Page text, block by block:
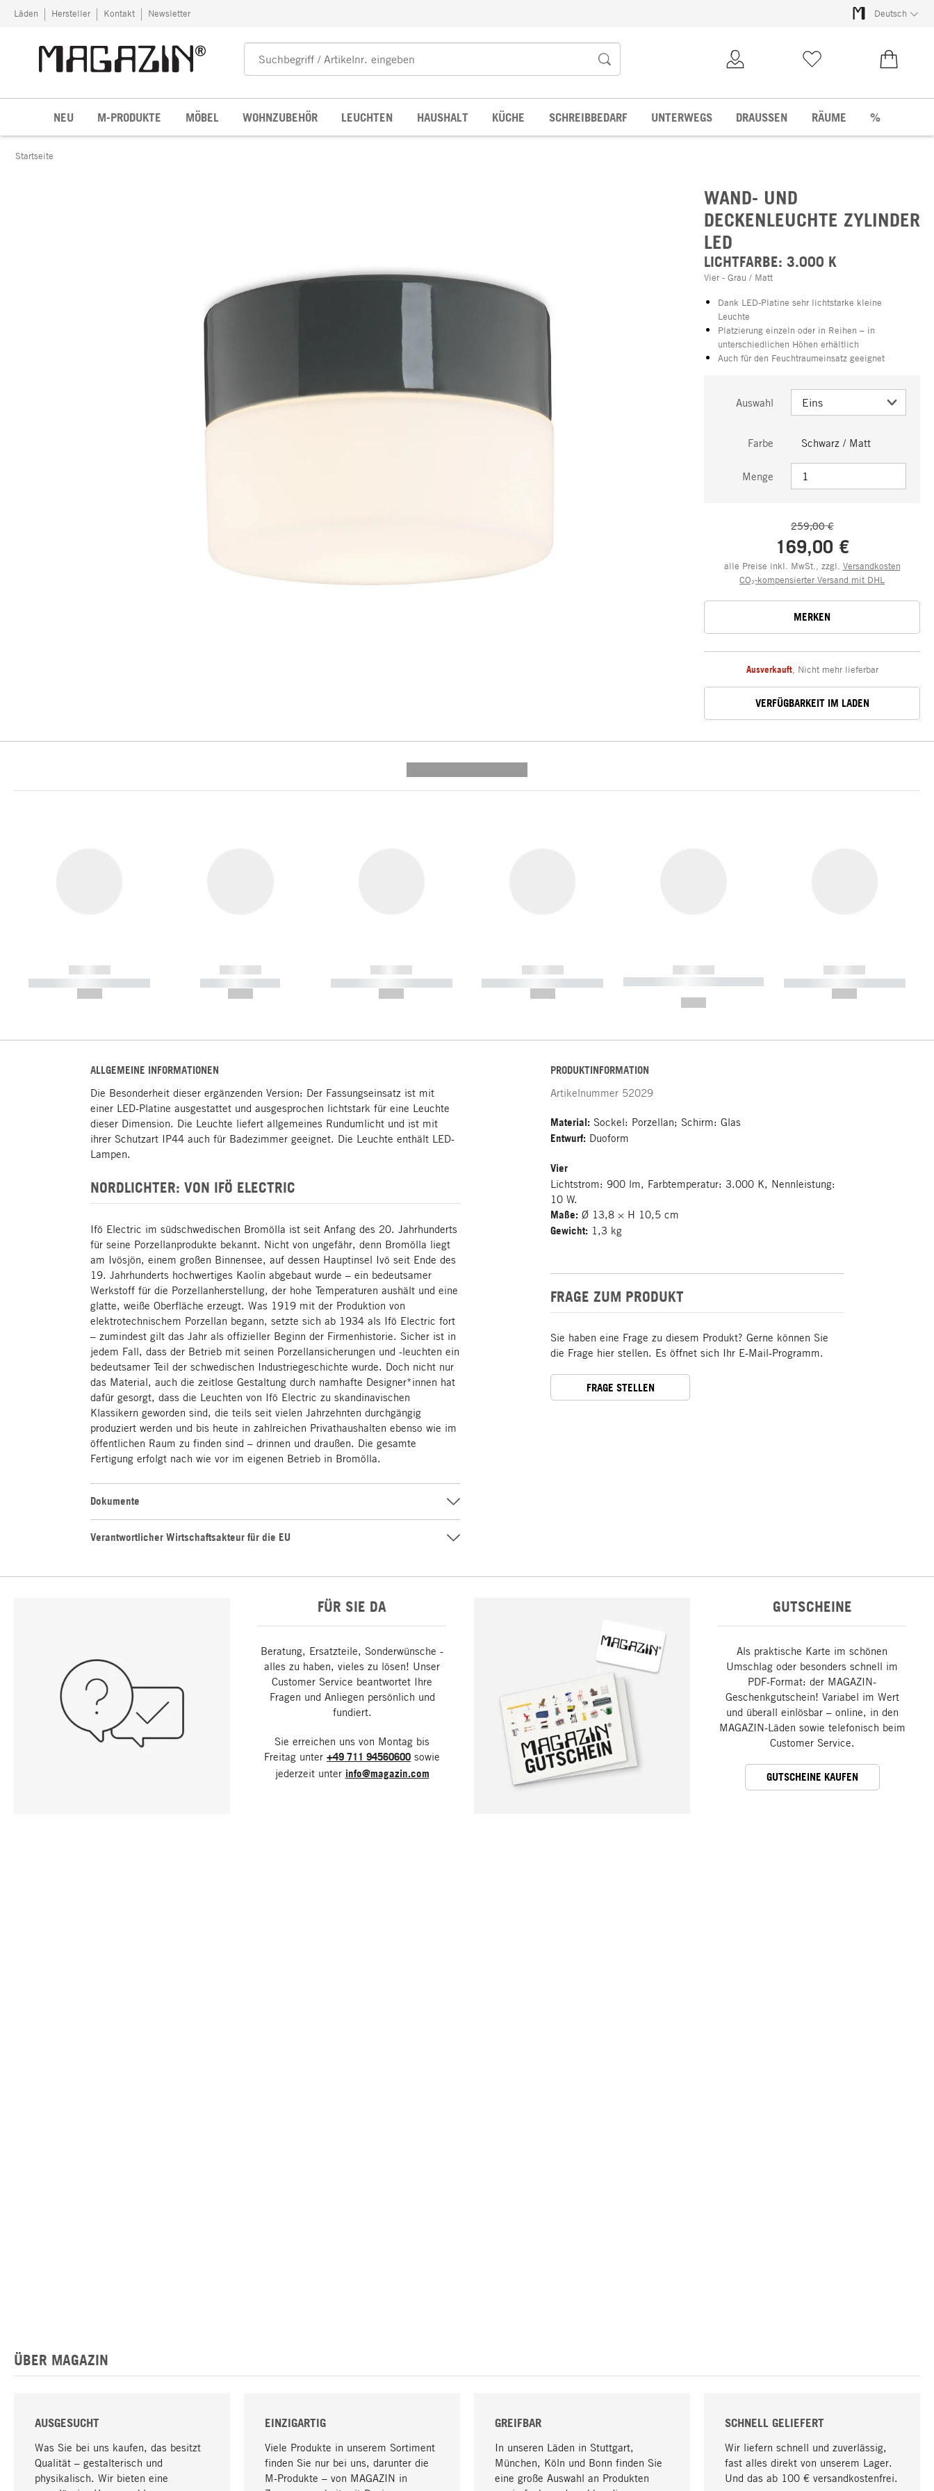
Zum Inhalt springen
Läden Hersteller Kontakt Newsletter Deutsch
NEU M-PRODUKTE MÖBEL WOHNZUBEHÖR LEUCHTEN HAUSHALT KÜCHE SCHREIBBEDARF UNTERWEGS DRAUSSEN RÄUME %
Startseite
WAND- UND
DECKENLEUCHTE ZYLINDER
LED
LICHTFARBE: 3.000 K
Vier - Grau / Matt
Dank LED-Platine sehr lichtstarke kleine
Leuchte
Platzierung einzeln oder in Reihen – in
unterschiedlichen Höhen erhältlich
Auch für den Feuchtraumeinsatz geeignet
Auswahl
Farbe Schwarz / Matt
Menge
259,00 €
169,00 €
alle Preise inkl. MwSt., zzgl. Versandkosten
CO₂-kompensierter Versand mit DHL
MERKEN
Ausverkauft, Nicht mehr lieferbar
VERFÜGBARKEIT IM LADEN
------------
----------- ----------- -----------
------------
----------- -----------
------------
----------- ----------- -----------
------------
----------- ----------- -----------
------------
----------- ----------- ----------- ----
------------
----------- ----------- -----------
ALLGEMEINE INFORMATIONEN
Die Besonderheit dieser ergänzenden Version: Der Fassungseinsatz ist mit
einer LED-Platine ausgestattet und ausgesprochen lichtstark für eine Leuchte
dieser Dimension. Die Leuchte liefert allgemeines Rundumlicht und ist mit
ihrer Schutzart IP44 auch für Badezimmer geeignet. Die Leuchte enthält LED-
Lampen.
NORDLICHTER: VON IFÖ ELECTRIC
Ifö Electric im südschwedischen Bromölla ist seit Anfang des 20. Jahrhunderts
für seine Porzellanprodukte bekannt. Nicht von ungefähr, denn Bromölla liegt
am Ivösjön, einem großen Binnensee, auf dessen Hauptinsel Ivö seit Ende des
19. Jahrhunderts hochwertiges Kaolin abgebaut wurde – ein bedeutsamer
Werkstoff für die Porzellanherstellung, der hohe Temperaturen aushält und eine
glatte, weiße Oberfläche erzeugt. Was 1919 mit der Produktion von
elektrotechnischem Porzellan begann, setzte sich ab 1934 als Ifö Electric fort
– zumindest gilt das Jahr als offizieller Beginn der Firmenhistorie. Sicher ist in
jedem Fall, dass der Betrieb mit seinen Porzellansicherungen und -leuchten ein
bedeutsamer Teil der schwedischen Industriegeschichte wurde. Doch nicht nur
das Material, auch die zeitlose Gestaltung durch namhafte Designer*innen hat
dafür gesorgt, dass die Leuchten von Ifö Electric zu skandinavischen
Klassikern geworden sind, die teils seit vielen Jahrzehnten durchgängig
produziert werden und bis heute in zahlreichen Privathaushalten ebenso wie im
öffentlichen Raum zu finden sind – drinnen und draußen. Die gesamte
Fertigung erfolgt nach wie vor im eigenen Betrieb in Bromölla.
Dokumente
Verantwortlicher Wirtschaftsakteur für die EU
PRODUKTINFORMATION
Artikelnummer 52029
Material: Sockel: Porzellan; Schirm: Glas
Entwurf: Duoform
Vier
Lichtstrom: 900 lm, Farbtemperatur: 3.000 K, Nennleistung:
10 W.
Maße: Ø 13,8 × H 10,5 cm
Gewicht: 1,3 kg
FRAGE ZUM PRODUKT
Sie haben eine Frage zu diesem Produkt? Gerne können Sie
die Frage hier stellen. Es öffnet sich Ihr E-Mail-Programm.
FRAGE STELLEN
FÜR SIE DA
Beratung, Ersatzteile, Sonderwünsche -
alles zu haben, vieles zu lösen! Unser
Customer Service beantwortet Ihre
Fragen und Anliegen persönlich und
fundiert.
Sie erreichen uns von Montag bis
Freitag unter +49 711 94560600 sowie
jederzeit unter info@magazin.com
GUTSCHEINE
Als praktische Karte im schönen
Umschlag oder besonders schnell im
PDF-Format: der MAGAZIN-
Geschenkgutschein! Variabel im Wert
und überall einlösbar – online, in den
MAGAZIN-Läden sowie telefonisch beim
Customer Service.
GUTSCHEINE KAUFEN
ÜBER MAGAZIN
AUSGESUCHT
Was Sie bei uns kaufen, das besitzt
Qualität – gestalterisch und
physikalisch. Wir bieten eine
EINZIGARTIG
Viele Produkte in unserem Sortiment
finden Sie nur bei uns, darunter die
M-Produkte – von MAGAZIN in
GREIFBAR
In unseren Läden in Stuttgart,
München, Köln und Bonn finden Sie
eine große Auswahl an Produkten
SCHNELL GELIEFERT
Wir liefern schnell und zuverlässig,
fast alles direkt von unserem Lager.
Und das ab 100 € versandkostenfrei.